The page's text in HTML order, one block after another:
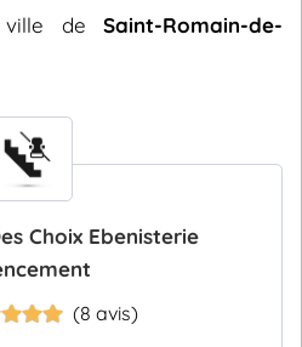
ville de Saint-Romain-de-
Choix Ebenisterie
(8 avis)